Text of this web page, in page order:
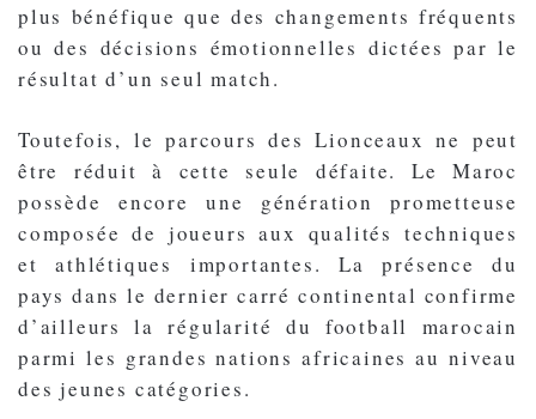
plus bénéfique que des changements fréquents
ou des décisions émotionnelles dictées par le
résultat d’un seul match.
Toutefois, le parcours des Lionceaux ne peut
être réduit à cette seule défaite. Le Maroc
possède encore une génération prometteuse
composée de joueurs aux qualités techniques
et athlétiques importantes. La présence du
pays dans le dernier carré continental confirme
d’ailleurs la régularité du football marocain
parmi les grandes nations africaines au niveau
des jeunes catégories.